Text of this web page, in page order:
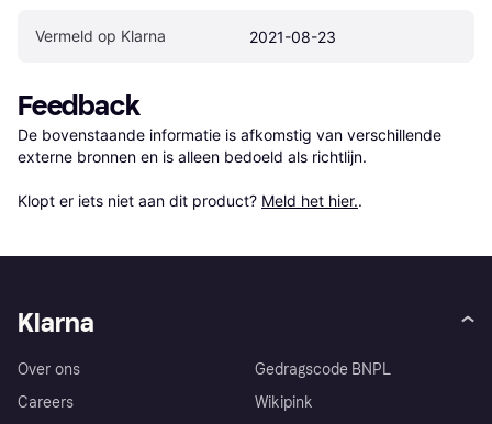
Vermeld op Klarna 2021-08-23
Feedback
De bovenstaande informatie is afkomstig van verschillende
externe bronnen en is alleen bedoeld als richtlijn.
Klopt er iets niet aan dit product? Meld het hier..
Klarna
Over ons
Careers
Gedragscode BNPL
Wikipink